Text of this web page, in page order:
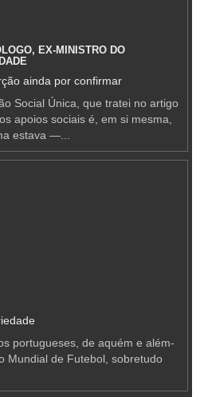
EX-MINISTRO DO
ainda por confirmar
Social Única, que tratei no artigo
apoios sociais é, em si mesma,
estava —...
portugueses, de aquém e além-
Mundial de Futebol, sobretudo